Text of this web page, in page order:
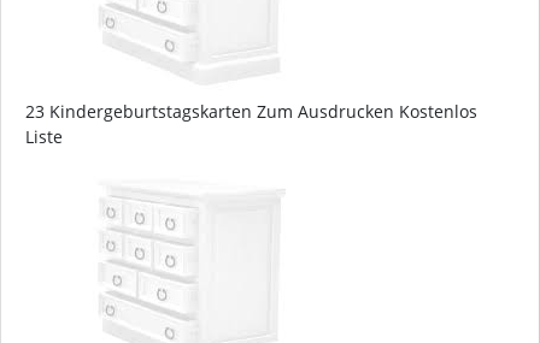
23 Kindergeburtstagskarten Zum Ausdrucken Kostenlos
Liste